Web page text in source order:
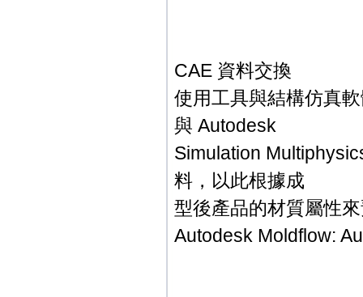
CAE 資料交換
使用工具與結構仿真
與 Autodesk
Simulation
料，以此根據成
型後產品的材質屬性
Autodesk Moldflow: